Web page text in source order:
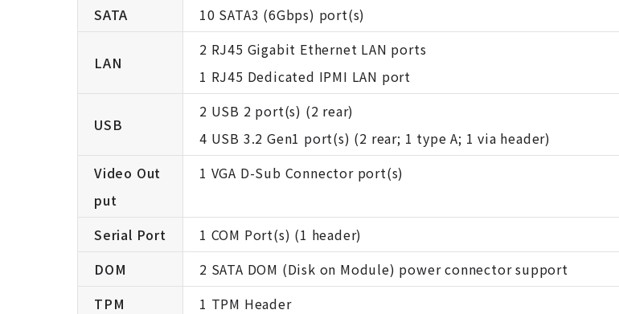
SATA
10 SATA3 (6Gbps) port(s)
LAN
2 RJ45 Gigabit Ethernet LAN ports
1 RJ45 Dedicated IPMI LAN port
USB
2 USB 2 port(s) (2 rear)
4 USB 3.2 Gen1 port(s) (2 rear; 1 type A; 1 via header)
Video Out
put
1 VGA D-Sub Connector port(s)
Serial Port
1 COM Port(s) (1 header)
DOM
2 SATA DOM (Disk on Module) power connector support
TPM
1 TPM Header